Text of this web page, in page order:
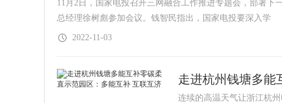
11月2日，国家电投召开三网融合工作推进专题会，部署
总经理徐树彪参加会议。钱智民指出，国家电投要深入学
2022-11-03
走进杭州钱塘多能
连续的高温天气让浙江杭